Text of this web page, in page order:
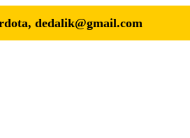
dedalik@gmail.com